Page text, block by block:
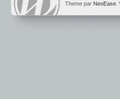
Theme par NeoEase